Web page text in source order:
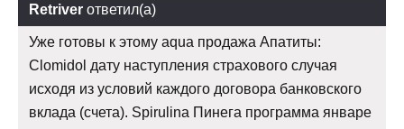
Retriver ответил(а)
Уже готовы к этому aqua продажа Апатиты:
Clomidol дату наступления страхового случая
исходя из условий каждого договора банковского
вклада (счета). Spirulina Пинега программа январе